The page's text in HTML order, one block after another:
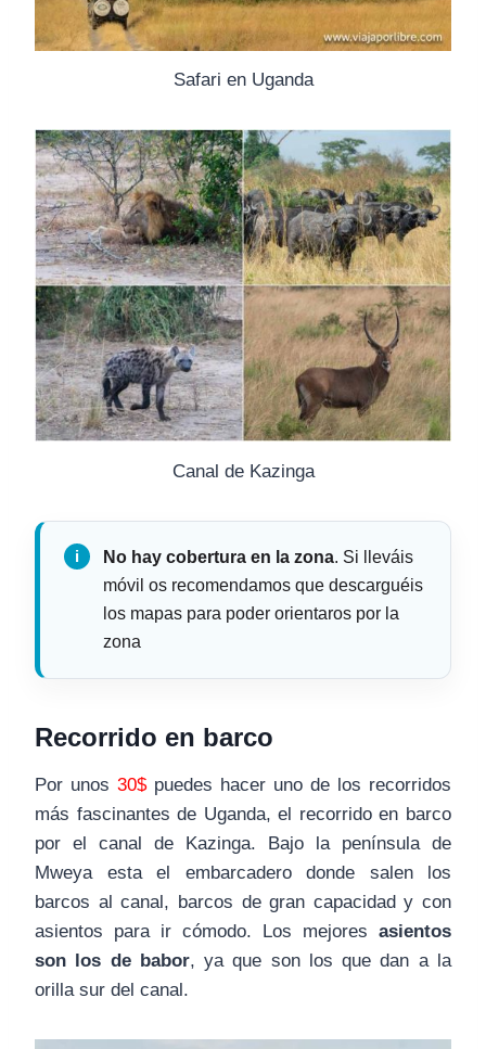
Safari en Uganda
Canal de Kazinga
No hay cobertura en la zona. Si lleváis
móvil os recomendamos que descarguéis
los mapas para poder orientaros por la
zona
Recorrido en barco
Por unos 30$puedes hacer uno de los recorridos
más fascinantes de Uganda, el recorrido en barco
por el canal de Kazinga. Bajo la península de
Mweya esta el embarcadero donde salen los
barcos al canal, barcos de gran capacidad y con
asientos para ir cómodo. Los mejores asientos
son los de babor, ya que son los que dan a la
orilla sur del canal.